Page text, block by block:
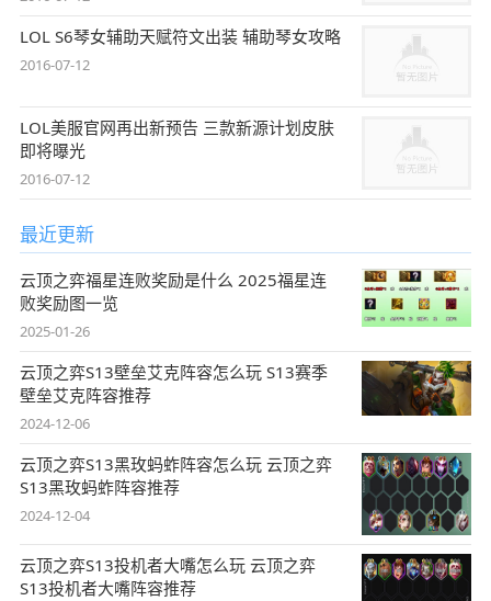
LOL S6琴女辅助天赋符文出装 辅助琴女攻略
2016-07-12
LOL美服官网再出新预告 三款新源计划皮肤
即将曝光
2016-07-12
最近更新
云顶之弈福星连败奖励是什么 2025福星连
败奖励图一览
2025-01-26
云顶之弈S13壁垒艾克阵容怎么玩 S13赛季
壁垒艾克阵容推荐
2024-12-06
云顶之弈S13黑玫蚂蚱阵容怎么玩 云顶之弈
S13黑玫蚂蚱阵容推荐
2024-12-04
云顶之弈S13投机者大嘴怎么玩 云顶之弈
S13投机者大嘴阵容推荐